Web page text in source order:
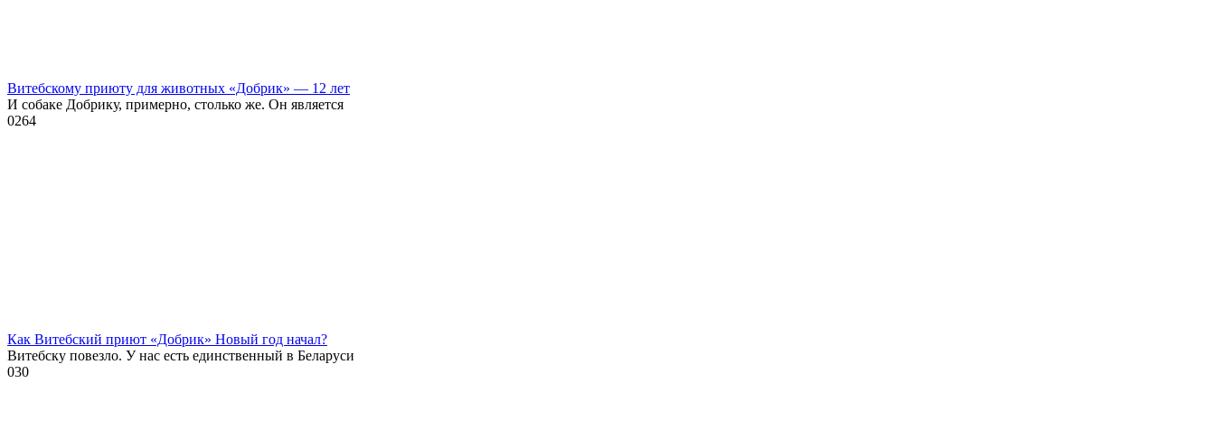
Витебскому приюту для животных «Добрик» — 12 лет
И собаке Добрику, примерно, столько же. Он является
0264
Как Витебский приют «Добрик» Новый год начал?
Витебску повезло. У нас есть единственный в Беларуси
030